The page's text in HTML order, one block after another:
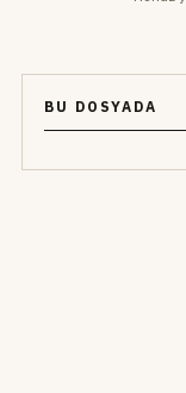
BU DOSYADA